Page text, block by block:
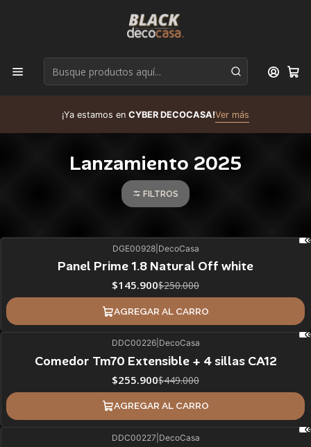
¡Ya estamos en CYBER DECOCASA!Ver más
Lanzamiento 2025
FILTROS
DGE00928| DecoCasa
Panel Prime 1.8 Natural Off white
$145.900$250.000
AGREGAR AL CARRO
DDC00226| DecoCasa
Comedor Tm70 Extensible + 4 sillas CA12
$255.900$449.000
AGREGAR AL CARRO
DDC00227 DecoCasa